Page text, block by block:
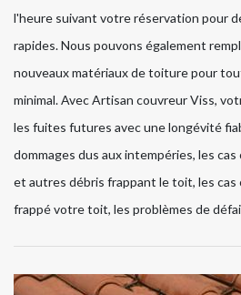
l'heure suivant votre réservation pour
rapides. Nous pouvons également
nouveaux matériaux de toiture pour
minimal. Avec Artisan couvreur Viss,
les fuites futures avec une longévité
dommages dus aux intempéries, les
et autres débris frappant le toit, les
frappé votre toit, les problèmes de